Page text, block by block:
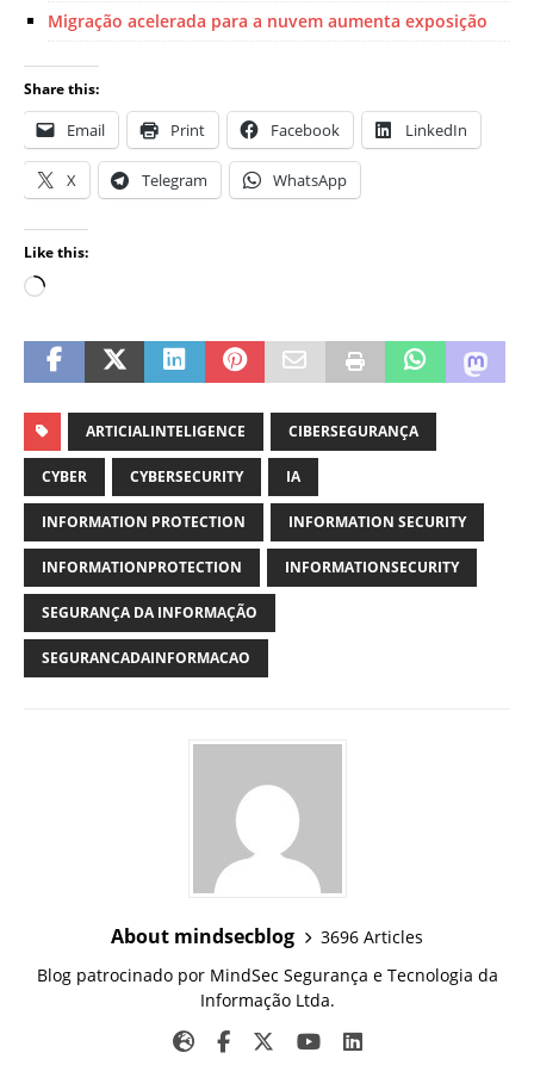
Migração acelerada para a nuvem aumenta exposição
Share this:
Email Print Facebook LinkedIn
X Telegram WhatsApp
Like this:
ARTICIALINTELIGENCE CIBERSEGURANÇA
CYBER CYBERSECURITY IA
INFORMATION PROTECTION INFORMATION SECURITY
INFORMATIONPROTECTION INFORMATIONSECURITY
SEGURANÇA DA INFORMAÇÃO
SEGURANCADAINFORMACAO
About mindsecblog
3696 Articles
Blog patrocinado por MindSec Segurança e Tecnologia da
Informação Ltda.